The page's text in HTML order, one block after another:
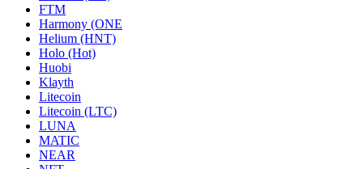
FTM
Harmony (ONE
Helium (HNT)
Holo (Hot)
Huobi
Klayth
Litecoin
Litecoin (LTC)
LUNA
MATIC
NEAR